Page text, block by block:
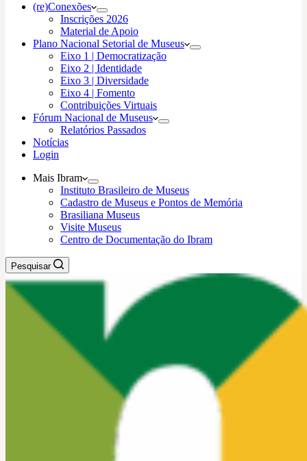
(re)Conexões
Inscrições 2026
Material de Apoio
Plano Nacional Setorial de Museus
Eixo 1 | Democratização
Eixo 2 | Identidade
Eixo 3 | Diversidade
Eixo 4 | Fomento
Contribuições Virtuais
Fórum Nacional de Museus
Relatórios Passados
Notícias
Login
Mais Ibram
Instituto Brasileiro de Museus
Cadastro de Museus e Pontos de Memória
Brasiliana Museus
Visite Museus
Centro de Documentação do Ibram
Pesquisar